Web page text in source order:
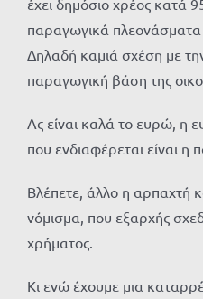
έχει δημόσιο χρέος κατά
παραγωγικά πλεονάσματα
Δηλαδή καμιά σχέση με
παραγωγική βάση της
Ας είναι καλά το ευρώ, η
που ενδιαφέρεται είναι
Βλέπετε, άλλο η αρπαχτή
νόμισμα, που εξαρχής
χρήματος.
Κι ενώ έχουμε μια